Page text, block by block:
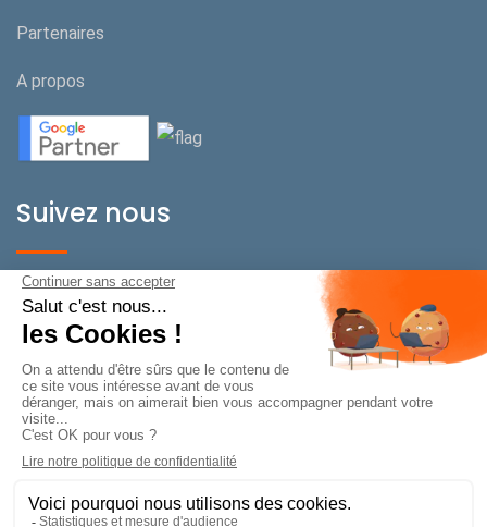
Partenaires
A propos
Suivez nous
BeOnPerf Suisse
Rue de Carouge 22/24
CH-1205 Genève